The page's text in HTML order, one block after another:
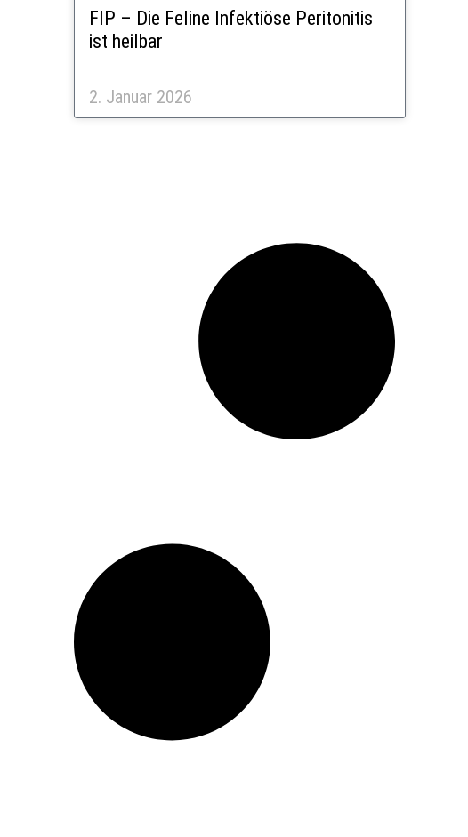
FIP – Die Feline Infektiöse Peritonitis
ist heilbar
2. Januar 2026